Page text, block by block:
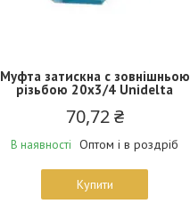
Муфта затискна c зовнішньою
різьбою 20х3/4 Unidelta
70,72 ₴
В наявності Оптом і в роздріб
Купити